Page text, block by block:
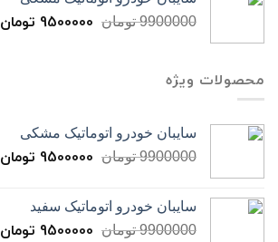
9900000 تومان 9500000 تومان
محصولات ویژه
سایبان خودرو اتوماتیک مشکی
9900000 تومان 9500000 تومان
سایبان خودرو اتوماتیک سفید
9900000 تومان 9500000 تومان